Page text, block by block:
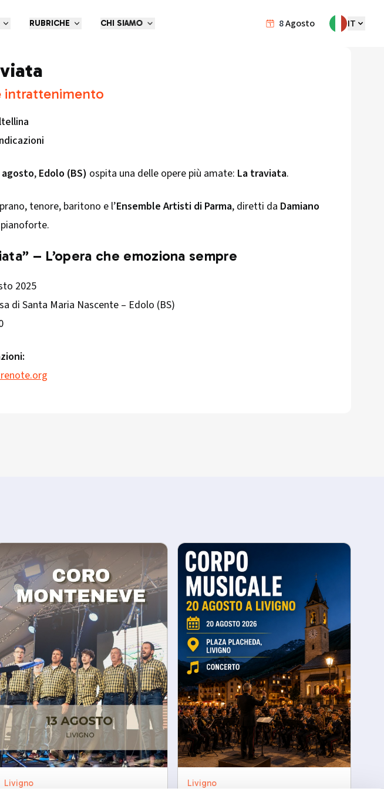
8Agosto IT
RUBRICHE CHI SIAMO
intrattenimento
agosto, Edolo (BS) ospita una delle opere più amate: La traviata.
tenore, baritono e l’Ensemble Artisti di Parma, diretti da Damiano
– L’opera che emoziona sempre
2025
di Santa Maria Nascente – Edolo (BS)
Livigno Livigno